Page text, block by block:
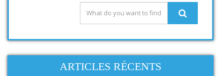
ARTICLES RÉCENTS